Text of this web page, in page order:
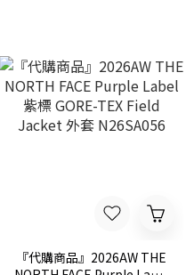
『代購商品』2026AW THE